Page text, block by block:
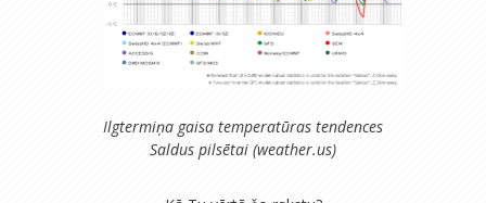
Ilgtermiņa gaisa temperatūras tendences
Saldus pilsētai (weather.us)